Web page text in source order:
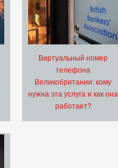
Виртуальный номер
телефона
Великобритании: кому
нужна эта услуга и как она
работает?